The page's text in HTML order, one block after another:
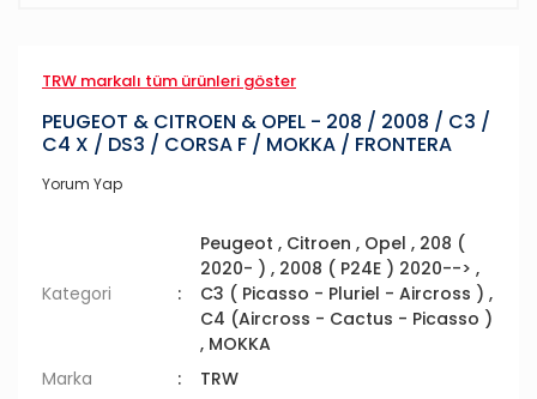
TRW markalı tüm ürünleri göster
PEUGEOT & CITROEN & OPEL - 208 / 2008 / C3 /
C4 X / DS3 / CORSA F / MOKKA / FRONTERA
Yorum Yap
Kategori
Peugeot , Citroen , Opel , 208 (
2020- ) , 2008 ( P24E ) 2020--> ,
C3 ( Picasso - Pluriel - Aircross ) ,
C4 (Aircross - Cactus - Picasso )
, MOKKA
Marka
TRW